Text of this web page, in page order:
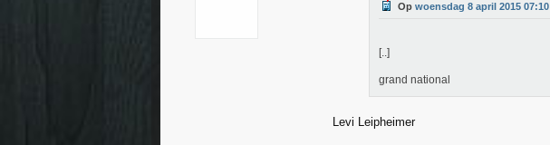
Op woensdag 8 april 2015 07:10
[..]
grand national
Levi Leipheimer